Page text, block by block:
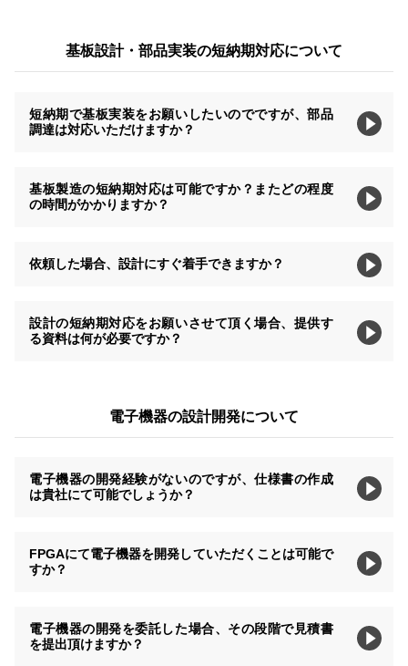
基板設計・部品実装の短納期対応について
短納期で基板実装をお願いしたいのでですが、部品
調達は対応いただけますか？
基板製造の短納期対応は可能ですか？またどの程度
の時間がかかりますか？
依頼した場合、設計にすぐ着手できますか？
設計の短納期対応をお願いさせて頂く場合、提供す
る資料は何が必要ですか？
電子機器の設計開発について
電子機器の開発経験がないのですが、仕様書の作成
は貴社にて可能でしょうか？
FPGAにて電子機器を開発していただくことは可能で
すか？
電子機器の開発を委託した場合、その段階で見積書
を提出頂けますか？